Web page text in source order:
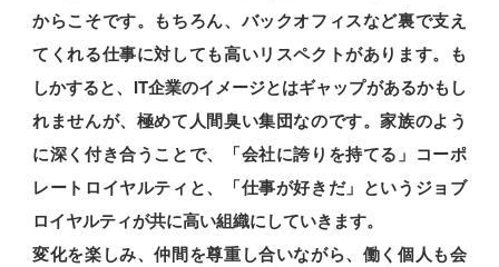
からこそです。もちろん、バックオフィスなど裏で支え
てくれる仕事に対しても高いリスペクトがあります。も
しかすると、IT企業のイメージとはギャップがあるかもし
れませんが、極めて人間臭い集団なのです。家族のよう
に深く付き合うことで、「会社に誇りを持てる」コーポ
レートロイヤルティと、「仕事が好きだ」というジョブ
ロイヤルティが共に高い組織にしていきます。
変化を楽しみ、仲間を尊重し合いながら、働く個人も会